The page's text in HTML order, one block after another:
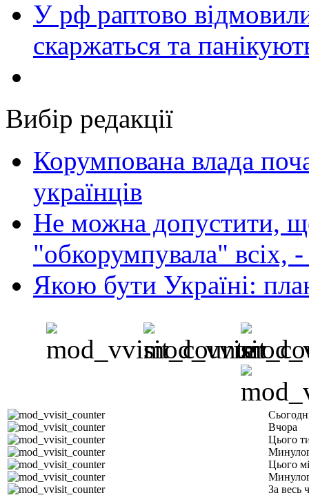
У рф раптово
скаржаться та
Вибір редакції
Корумпована влада
українців
Не можна допустити,
"обкорумпувала" всіх,
Якою бути Україні:
Вчора
Цього
Цього
За весь